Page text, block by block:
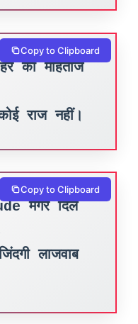
की मोहताज
राज नहीं।
Copy to Clipboard
मगर दिल
लाजवाब
Copy to Clipboard